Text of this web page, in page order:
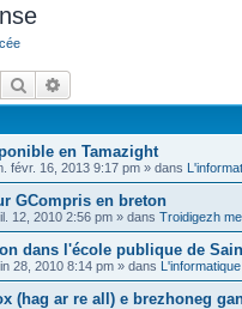
Rechercher
en Tamazight
févr. 16, 2013 9:17 pm » dans
GCompris en breton
12, 2010 2:56 pm » dans Troidigezh
dans l'école publique de
28, 2010 8:14 pm » dans
(hag ar re all) e brezhoneg